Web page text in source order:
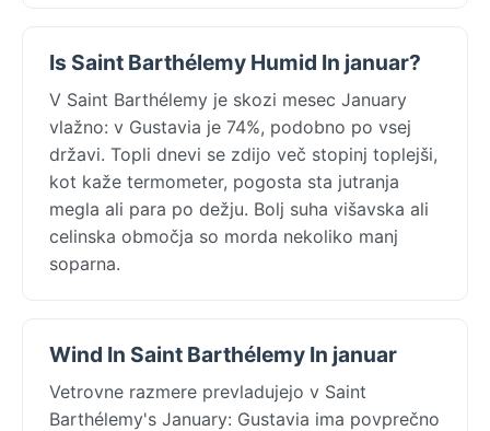
Is Saint Barthélemy Humid In januar?
V Saint Barthélemy je skozi mesec January
vlažno: v Gustavia je 74%, podobno po vsej
državi. Topli dnevi se zdijo več stopinj toplejši,
kot kaže termometer, pogosta sta jutranja
megla ali para po dežju. Bolj suha višavska ali
celinska območja so morda nekoliko manj
soparna.
Wind In Saint Barthélemy In januar
Vetrovne razmere prevladujejo v Saint
Barthélemy's January: Gustavia ima povprečno